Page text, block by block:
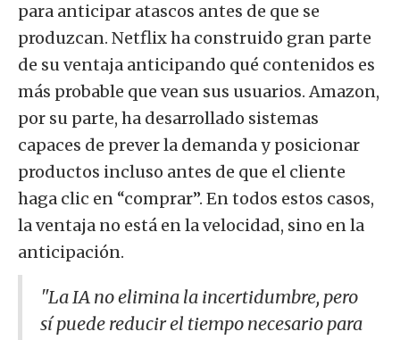
para anticipar atascos antes de que se
produzcan. Netflix ha construido gran parte
de su ventaja anticipando qué contenidos es
más probable que vean sus usuarios. Amazon,
por su parte, ha desarrollado sistemas
capaces de prever la demanda y posicionar
productos incluso antes de que el cliente
haga clic en “comprar”. En todos estos casos,
la ventaja no está en la velocidad, sino en la
anticipación.
"La IA no elimina la incertidumbre, pero
sí puede reducir el tiempo necesario para